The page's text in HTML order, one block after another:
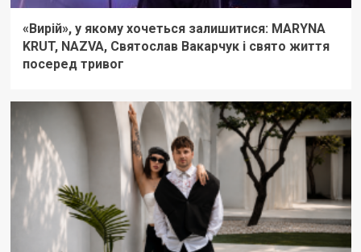
«Вирій», у якому хочеться залишитися: MARYNA
KRUT, NAZVA, Святослав Вакарчук і свято життя
посеред тривог